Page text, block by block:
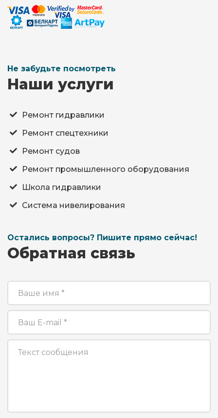
Не забудьте посмотреть
Наши услуги
Ремонт гидравлики
Ремонт спецтехники
Ремонт судов
Ремонт промышленного оборудования
Школа гидравлики
Система нивелирования
Остались вопросы? Пишите прямо сейчас!
Обратная связь